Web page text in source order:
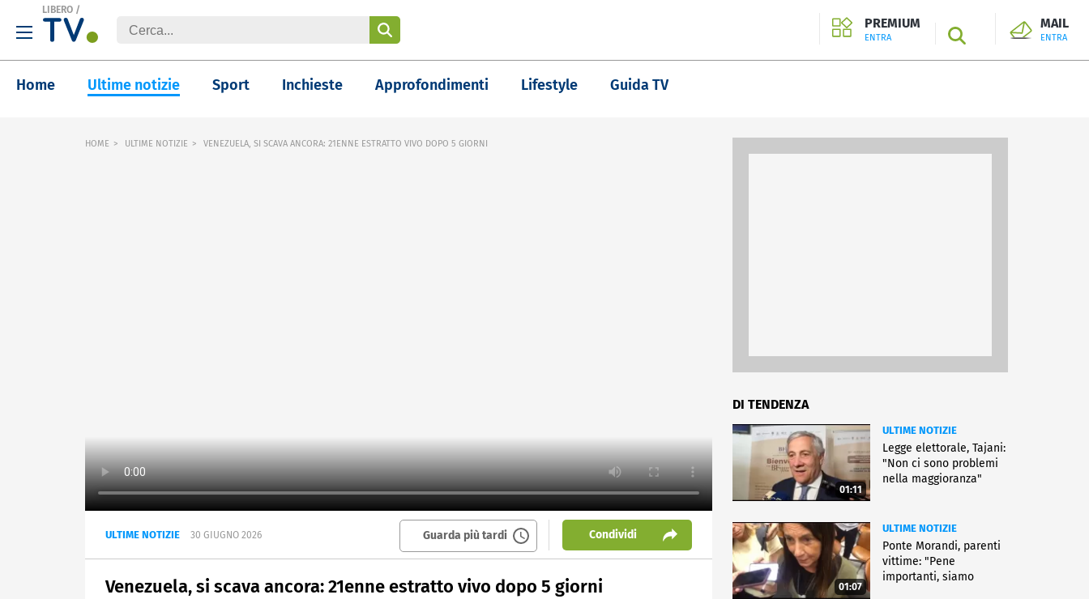
LIBERO /
PREMIUM
ENTRA SEARCH
MAIL
ENTRA
Home Ultime notizie Sport Inchieste Approfondimenti Lifestyle Guida TV
HOME ULTIME NOTIZIE VENEZUELA, SI SCAVA ANCORA: 21ENNE ESTRATTO VIVO DOPO 5 GIORNI
ULTIME NOTIZIE 30 GIUGNO 2026 Guarda più tardi Condividi
Venezuela, si scava ancora: 21enne estratto vivo dopo 5 giorni
DI TENDENZA
01:11
ULTIME NOTIZIE
Legge elettorale, Tajani:
"Non ci sono problemi
nella maggioranza"
01:07
ULTIME NOTIZIE
Ponte Morandi, parenti
vittime: "Pene
importanti, siamo